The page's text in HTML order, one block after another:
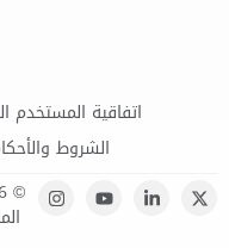
اتفاقية المستخدم
الشروط